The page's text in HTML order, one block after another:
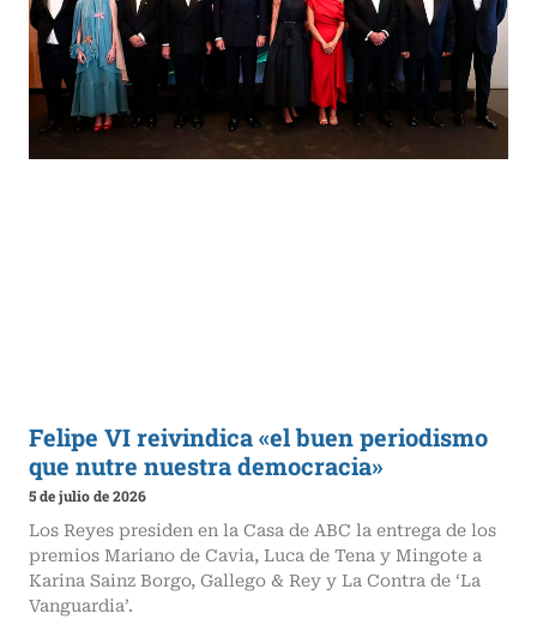
Felipe VI reivindica «el buen periodismo
que nutre nuestra democracia»
5 de julio de 2026
Los Reyes presiden en la Casa de ABC la entrega de los
premios Mariano de Cavia, Luca de Tena y Mingote a
Karina Sainz Borgo, Gallego & Rey y La Contra de ‘La
Vanguardia’.